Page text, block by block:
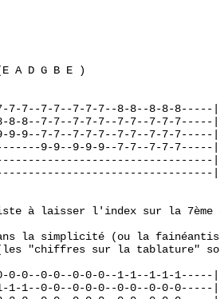
A D G B E )
7-7--7-7--7-7-7--8-8--8-8-8-----|
8-8--7-7--7-7-7--7-7--7-7-7-----|
9-9--7-7--7-7-7--7-7--7-7-7-----|
9-9--9-9-9--7-7--7-7-7-----|
|
|
à laisser l'index sur la 7ème
la simplicité (ou la
"chiffres sur la tablature"
0-0--0-0--0-0-0--1-1--1-1-1-----|
1-1--0-0--0-0-0--0-0--0-0-0-----|